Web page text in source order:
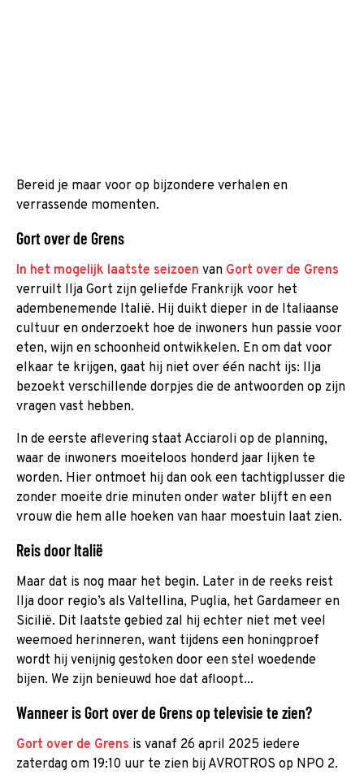
Bereid je maar voor op bijzondere verhalen en
verrassende momenten.
Gort over de Grens
In het mogelijk laatste seizoen van Gort over de Grens
verruilt Ilja Gort zijn geliefde Frankrijk voor het
adembenemende Italië. Hij duikt dieper in de Italiaanse
cultuur en onderzoekt hoe de inwoners hun passie voor
eten, wijn en schoonheid ontwikkelen. En om dat voor
elkaar te krijgen, gaat hij niet over één nacht ijs: Ilja
bezoekt verschillende dorpjes die de antwoorden op zijn
vragen vast hebben.
In de eerste aflevering staat Acciaroli op de planning,
waar de inwoners moeiteloos honderd jaar lijken te
worden. Hier ontmoet hij dan ook een tachtigplusser die
zonder moeite drie minuten onder water blijft en een
vrouw die hem alle hoeken van haar moestuin laat zien.
Reis door Italië
Maar dat is nog maar het begin. Later in de reeks reist
Ilja door regio’s als Valtellina, Puglia, het Gardameer en
Sicilië. Dit laatste gebied zal hij echter niet met veel
weemoed herinneren, want tijdens een honingproef
wordt hij venijnig gestoken door een stel woedende
bijen. We zijn benieuwd hoe dat afloopt...
Wanneer is Gort over de Grens op televisie te zien?
Gort over de Grens is vanaf 26 april 2025 iedere
zaterdag om 19:10 uur te zien bij AVROTROS op NPO 2.